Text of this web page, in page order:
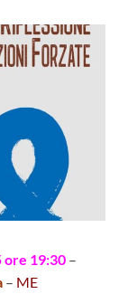
ore 19:30 –
– ME